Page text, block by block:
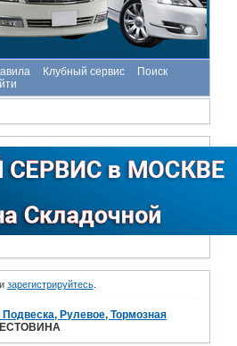
Клубный сервис
Поиск
зарегистрируйтесь.
Подвеска, Рулевое, Тормозная